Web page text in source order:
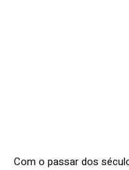
Com o passar dos